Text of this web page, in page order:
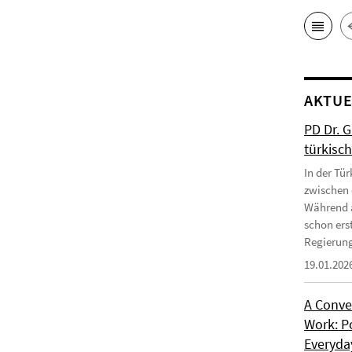
PD Dr.
In der
zwischen
Während
schon
A
Work: